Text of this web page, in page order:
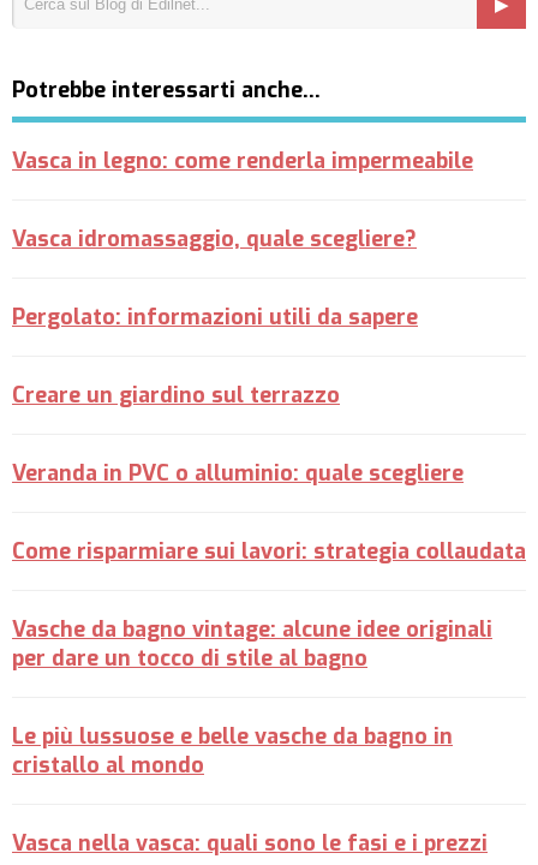
Potrebbe interessarti anche…
Vasca in legno: come renderla impermeabile
Vasca idromassaggio, quale scegliere?
Pergolato: informazioni utili da sapere
Creare un giardino sul terrazzo
Veranda in PVC o alluminio: quale scegliere
Come risparmiare sui lavori: strategia collaudata
Vasche da bagno vintage: alcune idee originali
per dare un tocco di stile al bagno
Le più lussuose e belle vasche da bagno in
cristallo al mondo
Vasca nella vasca: quali sono le fasi e i prezzi